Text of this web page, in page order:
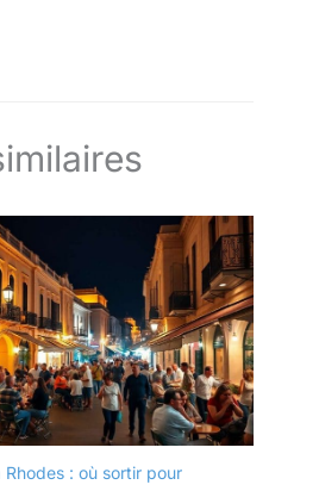
autocollants.
: où sortir pour